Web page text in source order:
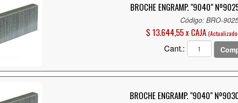
BROCHE ENGRAMP. "9040"
Código: BRO-
$ 13.644,55 x CAJA
Cant.:
BROCHE ENGRAMP. "9040"